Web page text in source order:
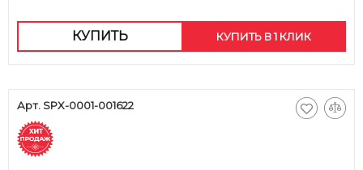
КУПИТЬ КУПИТЬ В 1 КЛИК
Арт. SPX-0001-001622